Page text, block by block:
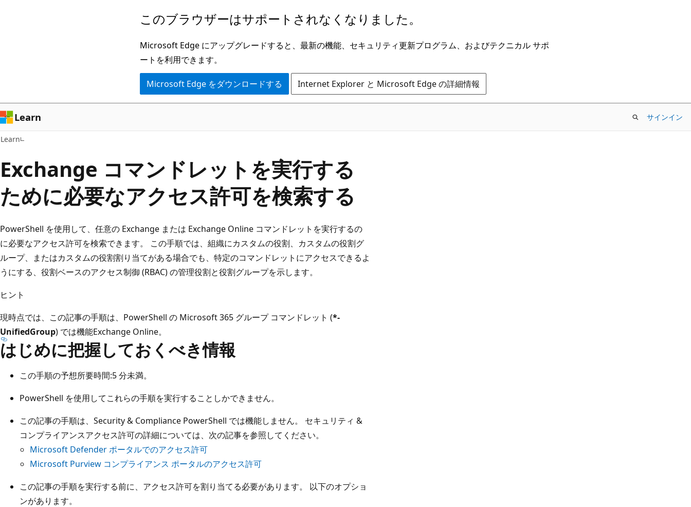
ン
ツ
に
ス
ッ
プ
このブラウザーはサポートされなくなりました。
Microsoft Edge にアップグレードすると、最新の機能、セキュリティ更新プログラム、およびテクニカル サポ
ートを利用できます。
Microsoft Edge をダウンロードする Internet Explorer と Microsoft Edge の詳細情報
Learn サインイン
Learn
Exchange コマンドレットを実行する
ために必要なアクセス許可を検索する
PowerShell を使用して、任意の Exchange または Exchange Online コマンドレットを実行するの
に必要なアクセス許可を検索できます。 この手順では、組織にカスタムの役割、カスタムの役割グ
ループ、またはカスタムの役割割り当てがある場合でも、特定のコマンドレットにアクセスできるよ
うにする、役割ベースのアクセス制御 (RBAC) の管理役割と役割グループを示します。
ヒント
現時点では、この記事の手順は、PowerShell の Microsoft 365 グループ コマンドレット (*-
UnifiedGroup) では機能Exchange Online。
はじめに把握しておくべき情報
この手順の予想所要時間:5 分未満。
PowerShell を使用してこれらの手順を実行することしかできません。
この記事の手順は、Security & Compliance PowerShell では機能しません。 セキュリティ &
コンプライアンスアクセス許可の詳細については、次の記事を参照してください。
Microsoft Defender ポータルでのアクセス許可
Microsoft Purview コンプライアンス ポータルのアクセス許可
この記事の手順を実行する前に、アクセス許可を割り当てる必要があります。 以下のオプショ
ンがあります。